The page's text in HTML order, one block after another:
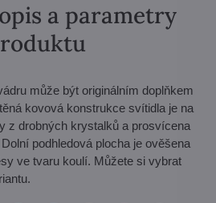
a parametry
může být originálním doplňkem
kovová konstrukce svítidla je na
z drobných krystalků a prosvícena
podhledová plocha je ověšena
ve tvaru koulí. Můžete si vybrat